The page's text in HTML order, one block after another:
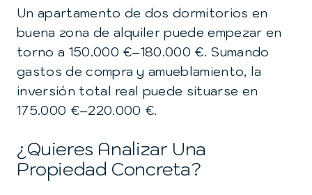
Un apartamento de dos dormitorios en
buena zona de alquiler puede empezar en
torno a 150.000 €–180.000 €. Sumando
gastos de compra y amueblamiento, la
inversión total real puede situarse en
175.000 €–220.000 €.
¿Quieres Analizar Una
Propiedad Concreta?